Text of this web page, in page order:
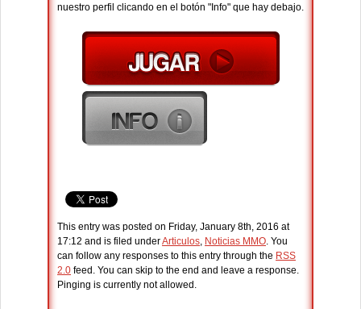
nuestro perfil clicando en el botón "Info" que hay debajo.
This entry was posted on Friday, January 8th, 2016 at
17:12 and is filed underArticulos Noticias MMO . You
can follow any responses to this entry through the RSS
2.0 feed. You can skip to the end and leave a response.
Pinging is currently not allowed.